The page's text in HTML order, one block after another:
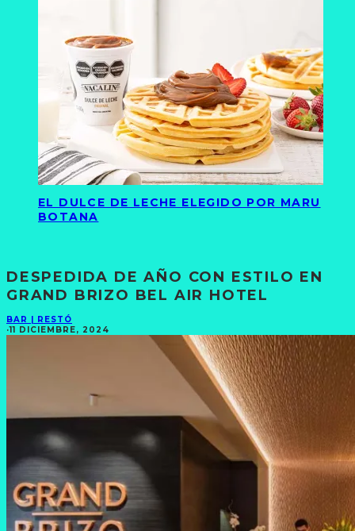
EL DULCE DE LECHE ELEGIDO POR MARU
BOTANA
DESPEDIDA DE AÑO CON ESTILO EN
GRAND BRIZO BEL AIR HOTEL
BAR | RESTÓ
·11 DICIEMBRE, 2024